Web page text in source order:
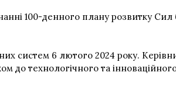
100-денного плану розвитку
систем 6 лютого 2024 року.
до технологічного та